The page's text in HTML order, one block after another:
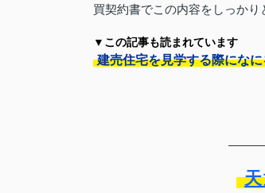
買契約書でこの内容をしっかり
▼この記事も読まれています
建売住宅を見学する際にな